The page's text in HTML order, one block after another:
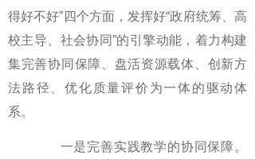
得好不好”四个方面，发挥好“政府统筹、高
校主导、社会协同”的引擎动能，着力构建
集完善协同保障、盘活资源载体、创新方
法路径、优化质量评价为一体的驱动体
系。
一是完善实践教学的协同保障。